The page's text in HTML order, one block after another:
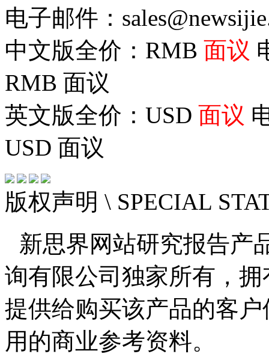
电子邮件：
中文版全价：RMB 面议
RMB 面议
英文版全价：USD 面议
USD 面议
版权声明 \ SPECIAL
新思界网站研究报告产
询有限公司独家所有，
提供给购买该产品的客
用的商业参考资料。